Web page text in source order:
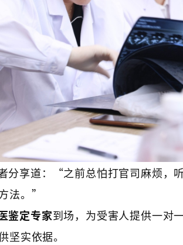
分享道：“之前总怕打官司麻烦，
法。”
鉴定专家到场，为受害人提供一对
坚实依据。